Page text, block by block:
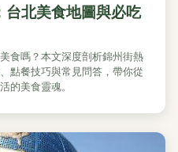
北美食地圖與必吃
食嗎？本文深度剖析錦州街熱
點餐技巧與常見問答，帶你從
的美食靈魂。